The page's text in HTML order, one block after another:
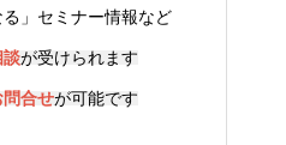
る」セミナー情報など
談が受けられます
合せが可能です